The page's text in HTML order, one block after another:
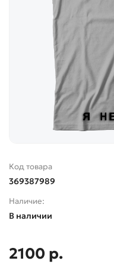
Код товара
369387989
Наличие:
В наличии
2100 р.